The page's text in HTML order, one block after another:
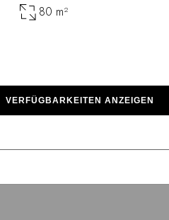
80 m²
VERFÜGBARKEITEN ANZEIGEN